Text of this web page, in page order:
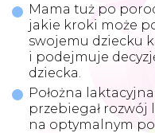
Mama tuż po
jakie kroki może
swojemu dziecku
i podejmuje
dziecka.
Położna
przebiegał rozwój
na optymalnym